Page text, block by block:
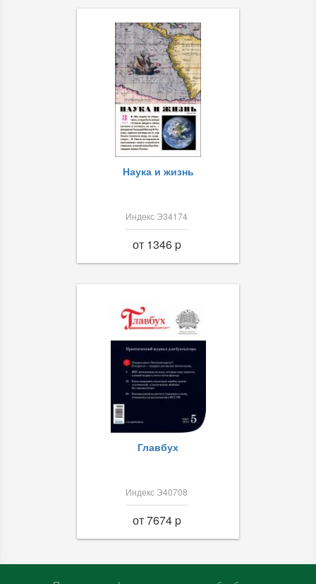
Наука и жизнь
Индекс Э34174
от 1346 p
Главбух
Индекс Э40708
от 7674 p